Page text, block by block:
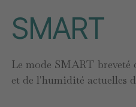
SMART
Le mode SMART breveté
et de l'humidité actuelles